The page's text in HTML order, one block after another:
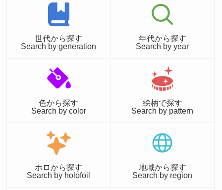
世代から探す
Search by generation
年代から探す
Search by year
色から探す
Search by color
絵柄で探す
Search by pattern
ホロから探す
Search by holofoil
地域から探す
Search by region